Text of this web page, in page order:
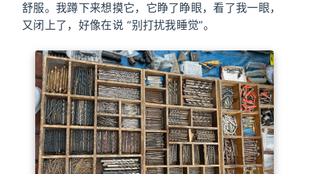
舒服。我蹲下来想摸它，它睁了睁眼，看了我一眼，
又闭上了，好像在说 “别打扰我睡觉”。